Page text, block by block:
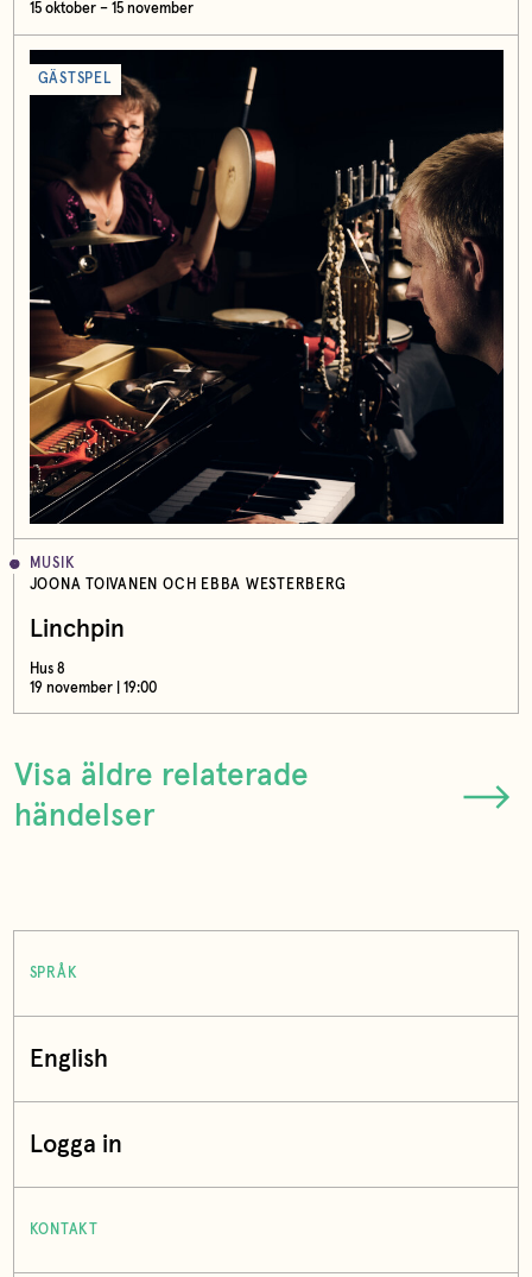
15 oktober – 15 november
GÄSTSPEL
MUSIK
JOONA TOIVANEN OCH EBBA WESTERBERG
Linchpin
Hus 8
19 november | 19:00
Visa äldre relaterade
händelser
SPRÅK
English
Logga in
KONTAKT